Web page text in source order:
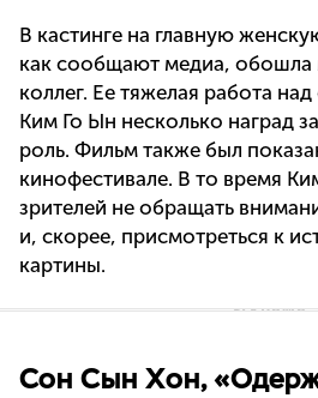
В кастинге на главную
как сообщают медиа, обошла
коллег. Ее тяжелая работа
Ким Го Ын несколько наград
роль. Фильм также был
кинофестивале. В то время
зрителей не обращать
и, скорее, присмотреться к
картины.
Сон Сын Хoн,